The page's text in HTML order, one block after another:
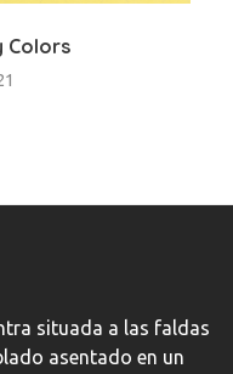
Colors
situada a las faldas
asentado en un